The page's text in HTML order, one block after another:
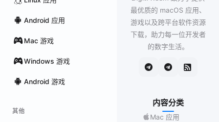
Android 应用
Mac 游戏
Windows 游戏
Android 游戏
其他
最优质的 macOS 应用、
游戏以及跨平台软件资源
下载，助力每一位开发者
的数字生活。
内容分类
Mac 应用